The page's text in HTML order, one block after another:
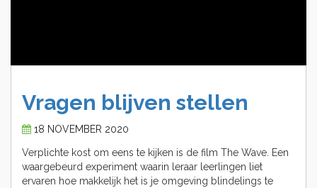
Vragen blijven stellen
18 NOVEMBER 2020
Verplichte kost om eens te kijken is de film The Wave. Een
waargebeurd experiment waarin leraar leerlingen liet
ervaren hoe makkelijk het is je omgeving blindelings te